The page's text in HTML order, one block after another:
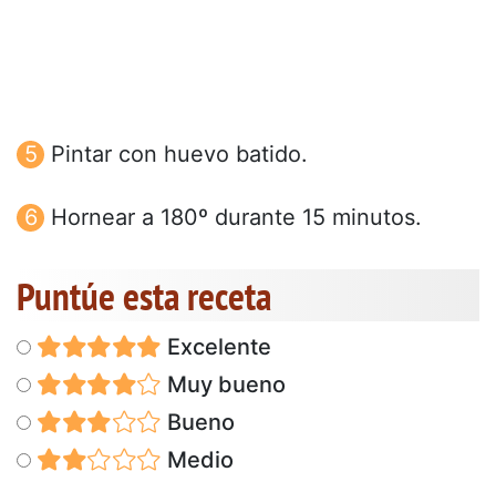
Pintar con huevo batido.
Hornear a 180º durante 15 minutos.
Puntúe esta receta
Excelente
Muy bueno
Bueno
Medio